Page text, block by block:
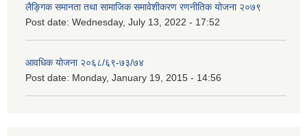
लैङ्गिक समानता तथा सामाजिक समावेशीकरण रणनीतिक योजना २०७९
Post date: Wednesday, July 13, 2022 - 17:52
आवधिक योजना २०६८/६९-७३/७४
Post date: Monday, January 19, 2015 - 14:56